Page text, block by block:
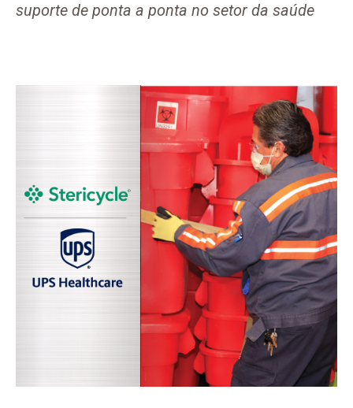
suporte de ponta a ponta no setor da saúde